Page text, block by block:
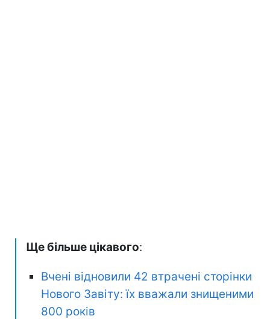
Ще більше цікавого:
Вчені відновили 42 втрачені сторінки
Нового Завіту: їх вважали знищеними
800 років